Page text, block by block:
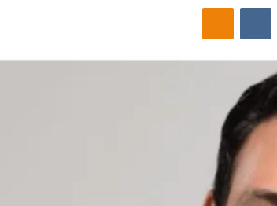
Odnoklassniki